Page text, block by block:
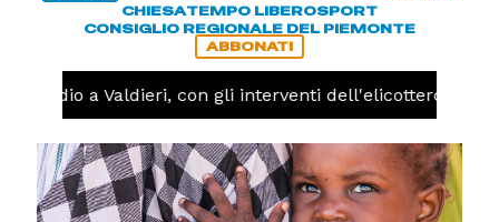
CHIESATEMPO LIBEROSPORT
CONSIGLIO REGIONALE DEL PIEMONTE
ABBONATI
a Valdieri, con gli interventi dell'elicottero oggi